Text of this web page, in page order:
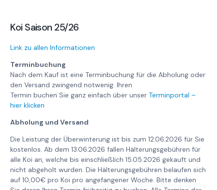
Koi Saison 25/26
Link zu allen Informationen
Terminbuchung
Nach dem Kauf ist eine Terminbuchung für die Abholung oder
den Versand zwingend notwenig. Ihren
Termin buchen Sie ganz einfach über unserTerminportal –
hier klicken
Abholung und Versand
Die Leistung der Überwinterung ist bis zum 12.06.2026 für Sie
kostenlos. Ab dem 13.06.2026 fallen Hälterungsgebühren für
alle Koi an, welche bis einschließlich 15.05.2026 gekauft und
nicht abgeholt wurden. Die Hälterungsgebühren belaufen sich
auf 10,00€ pro Koi pro angefangener Woche. Bitte denken